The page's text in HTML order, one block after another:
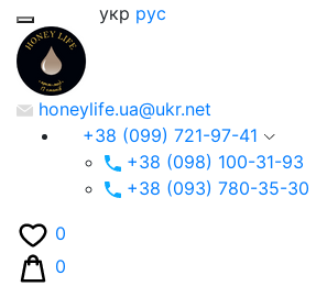
укр рус
honeylife.ua@ukr.net
+38 (099) 721-97-41
+38 (098) 100-31-93
+38 (093) 780-35-30
0
0